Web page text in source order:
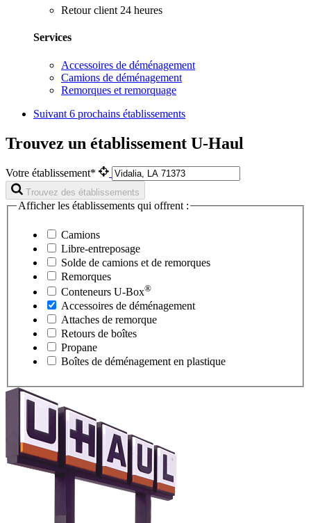
Retour client 24 heures
Services
Accessoires de déménagement
Camions de déménagement
Remorques et remorquage
Suivant 6 prochains établissements
Trouvez un établissement U-Haul
Votre établissement*
Trouvez des établissements
Afficher les établissements qui offrent :
Camions
Libre-entreposage
Solde de camions et de remorques
Remorques
Conteneurs U-Box®
Accessoires de déménagement
Attaches de remorque
Retours de boîtes
Propane
Boîtes de déménagement en plastique